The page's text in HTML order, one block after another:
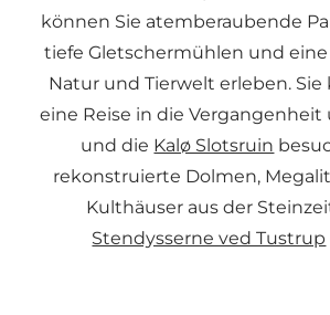
können Sie atemberaubende
tiefe Gletschermühlen und eine
Natur und Tierwelt erleben.
eine Reise in die
und die Kalø Slotsruin
rekonstruierte Dolmen,
Kulthäuser aus der
Stendysserne ved Tustrup